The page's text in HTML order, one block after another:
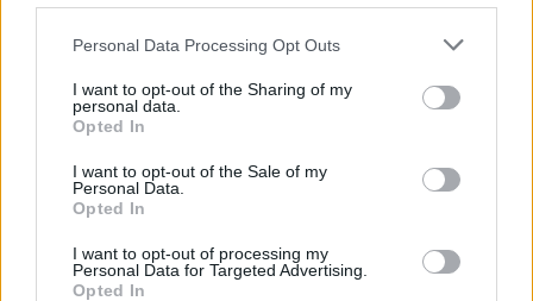
Please note that this website/app uses one or more Google
not limited to your visit or usage behaviour. You may click to
grant or deny consent to Google and its third-party tags to
use your data for below specified purposes in below Google
consent section.
Personal Data Processing Opt Outs
I want to opt-out of the Sharing of my
personal data.
Opted In
I want to opt-out of the Sale of my
Personal Data.
Opted In
I want to opt-out of processing my
Personal Data for Targeted Advertising.
Opted In
2026.08.06. Kiss Lajos
Csendélet 5.0: alig balesetveszélyes lépcső és
Szolnok mennyire élhető város
Ha csak ezeket a képeket látnánk, azt gondolnánk, hogy az